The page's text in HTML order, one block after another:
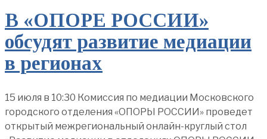
В «ОПОРЕ РОССИИ»
обсудят развитие медиации
в регионах
15 июля в 10:30 Комиссия по медиации Московского
городского отделения «ОПОРЫ РОССИИ» проведет
открытый межрегиональный онлайн-круглый стол